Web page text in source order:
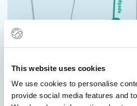
This website uses cookies
We use cookies to personalise
provide social media features and